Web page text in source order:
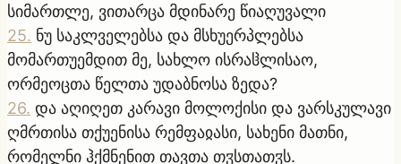
სიმართლე, ვითარცა მდინარე წიაღუვალი
25. ნუ საკლველებსა და მსხუერპლებსა
მომართუემდით მე, სახლო ისრაჱლისაო,
ორმეოცთა წელთა უდაბნოსა ზედა?
26. და აღიღეთ კარავი მოლოქისი და ვარსკულავი
ღმრთისა თქუენისა რემფაჲასი, სახენი მათნი,
რომელნი ჰქმნენით თავთა თჳსთათჳს.